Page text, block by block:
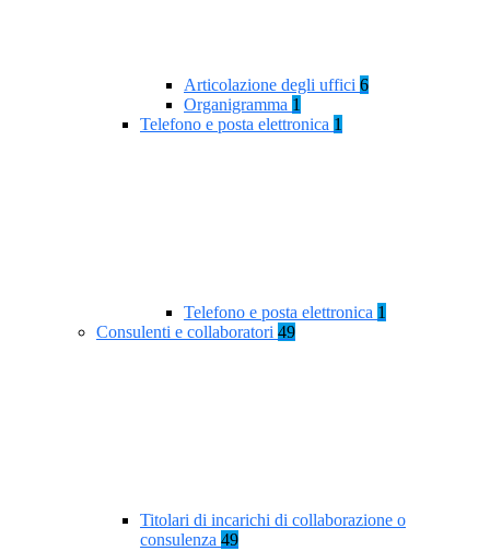
Articolazione degli uffici 6
Organigramma 1
Telefono e posta elettronica 1
Telefono e posta elettronica 1
Consulenti e collaboratori 49
Titolari di incarichi di collaborazione o
consulenza 49